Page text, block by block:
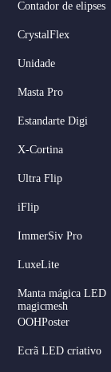
Contador de elipses
CrystalFlex
Unidade
Masta Pro
Estandarte Digi
X-Cortina
Ultra Flip
iFlip
ImmerSiv Pro
LuxeLite
Manta mágica LED
magicmesh
OOHPoster
Ecrã LED criativo